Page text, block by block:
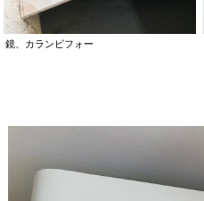
鏡、カランビフォー